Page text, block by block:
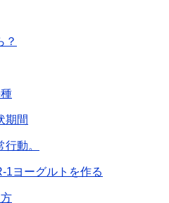
？
期間
動。
1ヨーグルトを作る